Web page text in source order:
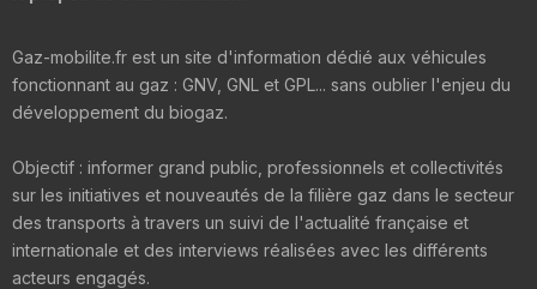
Gaz-mobilite.fr est un site d'information dédié aux véhicules
fonctionnant au gaz : GNV, GNL et GPL... sans oublier l'enjeu du
développement du biogaz.
Objectif : informer grand public, professionnels et collectivités
sur les initiatives et nouveautés de la filière gaz dans le secteur
des transports à travers un suivi de l'actualité française et
internationale et des interviews réalisées avec les différents
acteurs engagés.